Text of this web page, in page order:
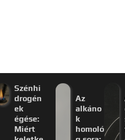
Szénhi
drogén
ek
égése:
Miért
Az
alkáno
k
homoló